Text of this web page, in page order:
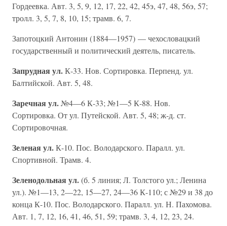
Гордеевка. Авт. 3, 5, 9, 12, 17, 22, 42, 45э, 47, 48, 56э, 57;
тролл. 3, 5, 7, 8, 10, 15; трамв. 6, 7.
Запотоцкий Антонин (1884—1957) — чехословацкий
государственный и политический деятель, писатель.
Запрудная ул.К-33. Нов. Сортировка. Перпенд. ул.
Балтийской. Авт. 5, 48.
Заречная ул.№4—6 К-33; №1—5 К-88. Нов.
Сортировка. От ул. Путейской. Авт. 5, 48; ж-д. ст.
Сортировочная.
Зеленая ул.К-10. Пос. Володарского. Паралл. ул.
Спортивной. Трамв. 4.
Зеленодольная ул.(б. 5 линия; Л. Толстого ул.; Ленина
ул.). №1—13, 2—22, 15—27, 24—36 К-110; с №29 и 38 до
конца К-10. Пос. Володарского. Паралл. ул. Н. Пахомова.
Авт. 1, 7, 12, 16, 41, 46, 51, 59; трамв. 3, 4, 12, 23, 24.